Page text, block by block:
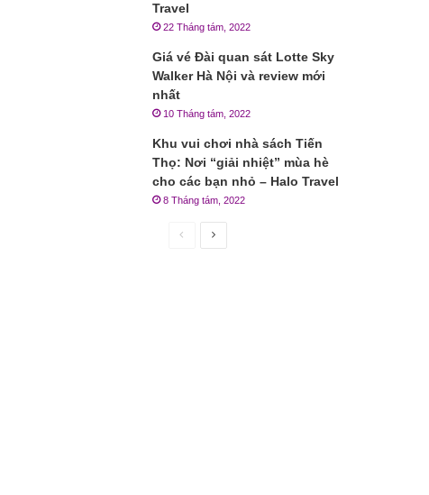
Travel
22 Tháng tám, 2022
Giá vé Đài quan sát Lotte Sky
Walker Hà Nội và review mới
nhất
10 Tháng tám, 2022
Khu vui chơi nhà sách Tiến
Thọ: Nơi “giải nhiệt” mùa hè
cho các bạn nhỏ – Halo Travel
8 Tháng tám, 2022
Trang